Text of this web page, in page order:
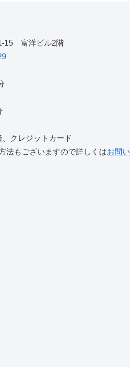
15 富洋ビル2階
クレジットカード
法もございますので詳しくはお問い